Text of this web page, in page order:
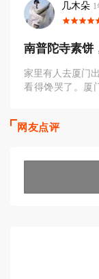
几木朵
南普陀寺素饼
家里有人去厦门
看得馋哭了。厦
网友点评